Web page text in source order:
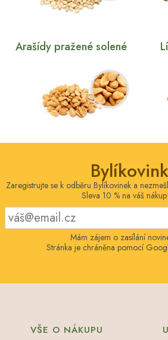
Arašídy pražené solené
Zaregistrujte se k odběru Bylíkovinek a
Sleva 10 % na váš nákup!
Mám zájem o zasílání
Stránka je chráněna pomocí
VŠE O NÁKUPU